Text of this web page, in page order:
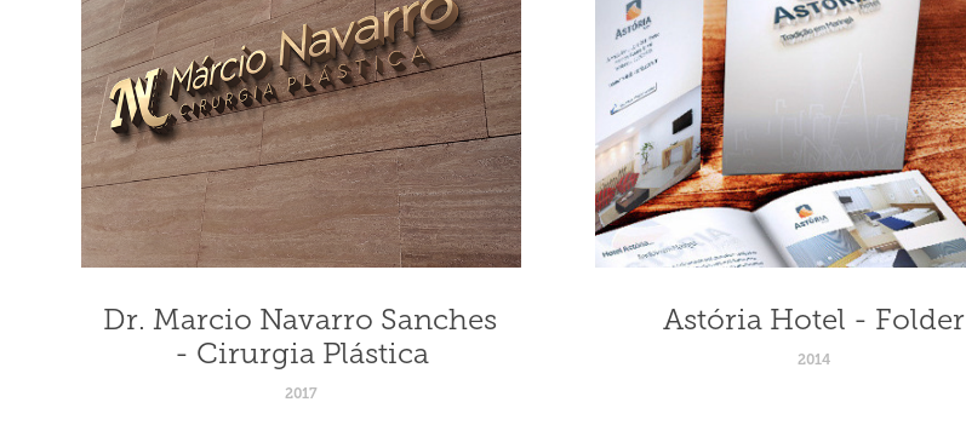
Dr. Marcio Navarro Sanches
- Cirurgia Plástica
2017
Astória Hotel - Folder
2014